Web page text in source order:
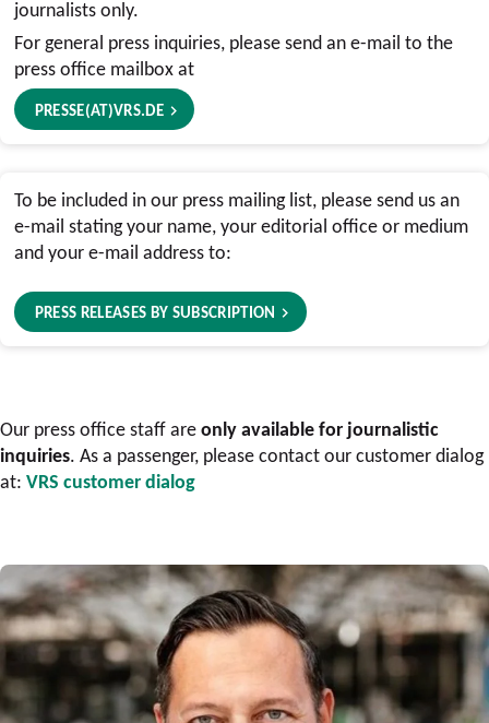
journalists only.
For general press inquiries, please send an e-mail to the
press office mailbox at
PRESSE(AT)VRS.DE
To be included in our press mailing list, please send us an
e-mail stating your name, your editorial office or medium
and your e-mail address to:
PRESS RELEASES BY SUBSCRIPTION
Our press office staff areonly available for journalistic
inquiries. As a passenger, please contact our customer dialog
at: VRS customer dialog